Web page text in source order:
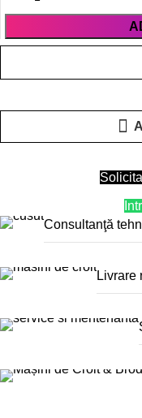
Consultanţă
Livrare